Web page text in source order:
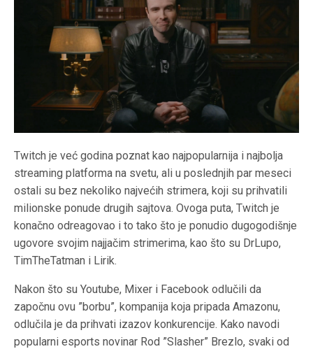
Twitch je već godina poznat kao najpopularnija i najbolja
streaming platforma na svetu, ali u poslednjih par meseci
ostali su bez nekoliko najvećih strimera, koji su prihvatili
milionske ponude drugih sajtova. Ovoga puta, Twitch je
konačno odreagovao i to tako što je ponudio dugogodišnje
ugovore svojim najjačim strimerima, kao što su DrLupo,
TimTheTatman i Lirik.
Nakon što su Youtube, Mixer i Facebook odlučili da
započnu ovu ”borbu”, kompanija koja pripada Amazonu,
odlučila je da prihvati izazov konkurencije. Kako navodi
popularni esports novinar Rod ”Slasher” Brezlo, svaki od